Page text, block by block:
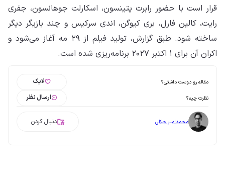
قرار است با حضور رابرت پتینسون، اسکارلت جوهانسون، جفری
رایت، کالین فارل، بری کیوگن، اندی سرکیس و چند بازیگر دیگر
ساخته شود. طبق گزارش، تولید فیلم از ۲۹ مه آغاز می‌شود و
اکران آن برای ۱ اکتبر ۲۰۲۷ برنامه‌ریزی شده است.
مقاله رو دوست داشتی؟ لایک
نظرت چیه؟ ارسال نظر
محمدامیر جلالی دنبال کردن